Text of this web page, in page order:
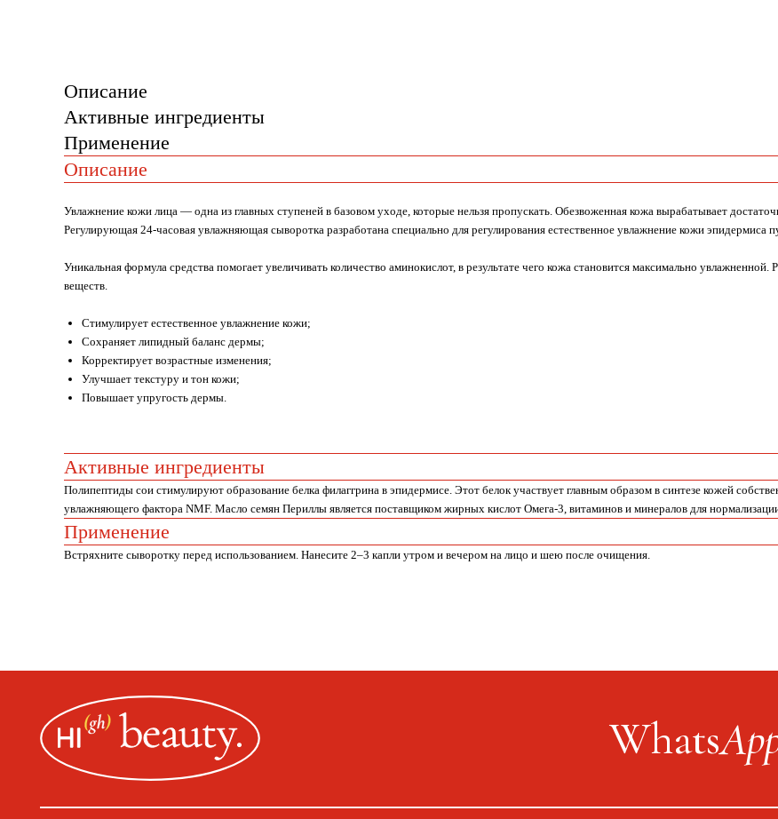
Описание
Активные ингредиенты
Применение
Описание
Увлажнение кожи лица — одна из главных ступеней в базовом уходе, которые нельзя пропускать. Обезвоженная кожа вырабатывает
Регулирующая 24-часовая увлажняющая сыворотка разработана специально для регулирования естественное увлажнение кожи эпидермиса
Уникальная формула средства помогает увеличивать количество аминокислот, в результате чего кожа становится максимально
веществ.
Стимулирует естественное увлажнение кожи;
Сохраняет липидный баланс дермы;
Корректирует возрастные изменения;
Улучшает текстуру и тон кожи;
Повышает упругость дермы.
Активные ингредиенты
Полипептиды сои стимулируют образование белка филаггрина в эпидермисе. Этот белок участвует главным образом в синтезе кожей
увлажняющего фактора NMF. Масло семян Периллы является поставщиком жирных кислот Омега-3, витаминов и минералов для
Применение
Встряхните сыворотку перед использованием. Нанесите 2–3 капли утром и вечером на лицо и шею после очищения.
ИП Пищелева В.А.
Москва, ул. Покровская, д. 23/168 Политика конфиденциальности